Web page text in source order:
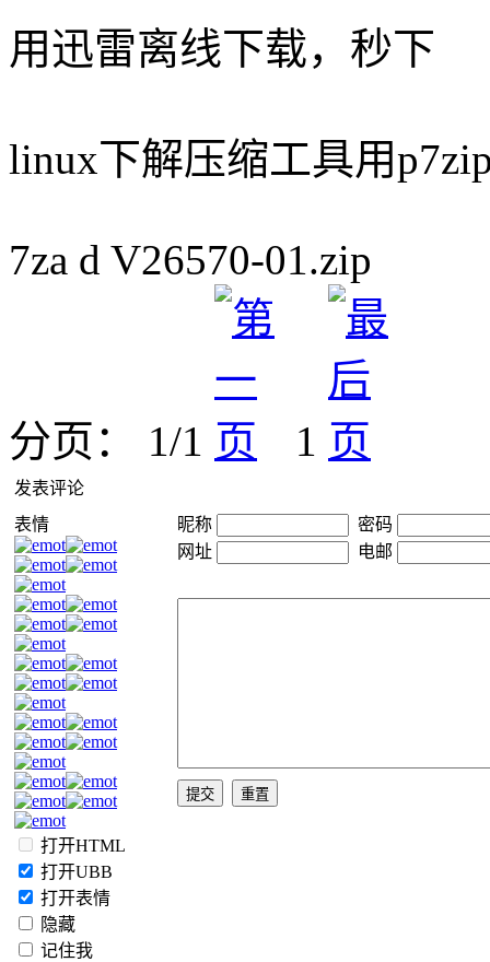
用迅雷离线下载，秒下
linux下解压缩工具用
7za d V26570-01.zip
分页： 1/1 1
发表评论
表情
打开HTML
打开UBB
打开表情
隐藏
记住我
昵称
密码
网址
电邮